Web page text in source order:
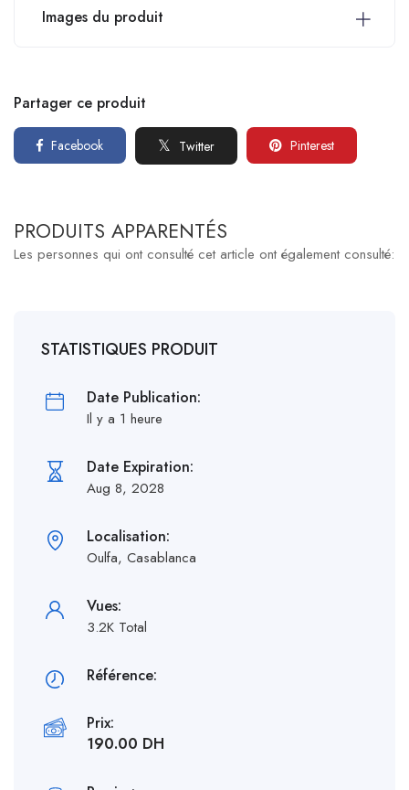
Images du produit
Partager ce produit
Facebook Twitter Pinterest
PRODUITS APPARENTÉS
Les personnes qui ont consulté cet article ont également consulté:
STATISTIQUES PRODUIT
Date Publication:
Il y a 1 heure
Date Expiration:
Aug 8, 2028
Localisation:
Oulfa, Casablanca
Vues:
3.2K Total
Référence:
Prix:
190.00 DH